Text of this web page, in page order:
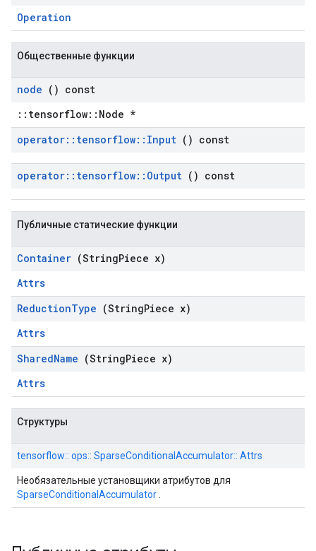
Operation
Общественные функции
node () const
::tensorflow::Node *
operator:: tensorflow:: Input () const
operator:: tensorflow:: Output () const
Публичные статические функции
Container (StringPiece x)
Attrs
ReductionType (StringPiece x)
Attrs
SharedName (StringPiece x)
Attrs
Структуры
tensorflow:: ops:: SparseConditionalAccumulator:: Attrs
Необязательные установщики атрибутов для
SparseConditionalAccumulator